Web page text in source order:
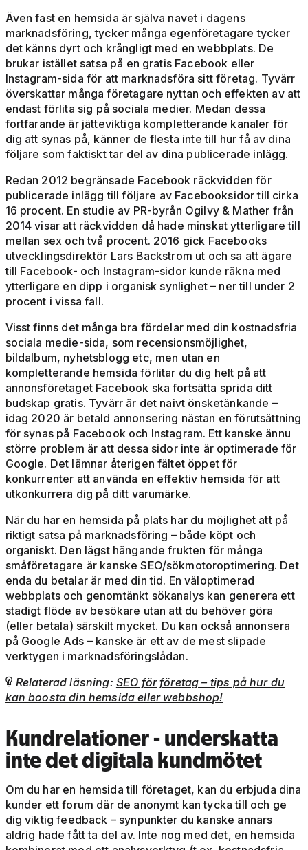
Även fast en hemsida är själva navet i dagens
marknadsföring, tycker många egenföretagare tycker
det känns dyrt och krångligt med en webbplats. De
brukar istället satsa på en gratis Facebook eller
Instagram-sida för att marknadsföra sitt företag. Tyvärr
överskattar många företagare nyttan och effekten av att
endast förlita sig på sociala medier. Medan dessa
fortfarande är jätteviktiga kompletterande kanaler för
dig att synas på, känner de flesta inte till hur få av dina
följare som faktiskt tar del av dina publicerade inlägg.
Redan 2012 begränsade Facebook räckvidden för
publicerade inlägg till följare av Facebooksidor till cirka
16 procent. En studie av PR-byrån Ogilvy & Mather från
2014 visar att räckvidden då hade minskat ytterligare till
mellan sex och två procent. 2016 gick Facebooks
utvecklingsdirektör Lars Backstrom ut och sa att ägare
till Facebook- och Instagram-sidor kunde räkna med
ytterligare en dipp i organisk synlighet – ner till under 2
procent i vissa fall.
Visst finns det många bra fördelar med din kostnadsfria
sociala medie-sida, som recensionsmöjlighet,
bildalbum, nyhetsblogg etc, men utan en
kompletterande hemsida förlitar du dig helt på att
annonsföretaget Facebook ska fortsätta sprida ditt
budskap gratis. Tyvärr är det naivt önsketänkande –
idag 2020 är betald annonsering nästan en förutsättning
för synas på Facebook och Instagram. Ett kanske ännu
större problem är att dessa sidor inte är optimerade för
Google. Det lämnar återigen fältet öppet för
konkurrenter att använda en effektiv hemsida för att
utkonkurrera dig på ditt varumärke.
När du har en hemsida på plats har du möjlighet att på
riktigt satsa på marknadsföring – både köpt och
organiskt. Den lägst hängande frukten för många
småföretagare är kanske SEO/sökmotoroptimering. Det
enda du betalar är med din tid. En väloptimerad
webbplats och genomtänkt sökanalys kan generera ett
stadigt flöde av besökare utan att du behöver göra
(eller betala) särskilt mycket. Du kan också annonsera
på Google Ads – kanske är ett av de mest slipade
verktygen i marknadsföringslådan.
 Relaterad läsning: SEO för företag – tips på hur du
kan boosta din hemsida eller webbshop!
Kundrelationer- underskatta
inte det digitala kundmötet
Om du har en hemsida till företaget, kan du erbjuda dina
kunder ett forum där de anonymt kan tycka till och ge
dig viktig feedback – synpunkter du kanske annars
aldrig hade fått ta del av. Inte nog med det, en hemsida